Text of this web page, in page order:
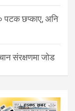
पटक छप्काए, अनि
संरक्षणमा जोड